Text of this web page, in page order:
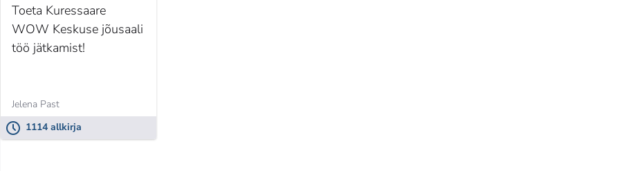
Toeta Kuressaare
WOW Keskuse jõusaali
töö jätkamist!
Jelena Past
1114 allkirja